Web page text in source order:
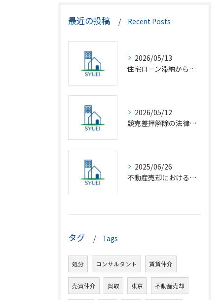
最近の投稿 Recent Posts
2026/05/13
住宅ローン滞納から競売回避の解決策
2026/05/12
競売差押解除の法律相談完全解説
2025/06/26
不動産売却における仲介の基礎知識
タグ Tags
処分 コンサルタント 賃貸仲介
売買仲介 買取 東京 不動産売却